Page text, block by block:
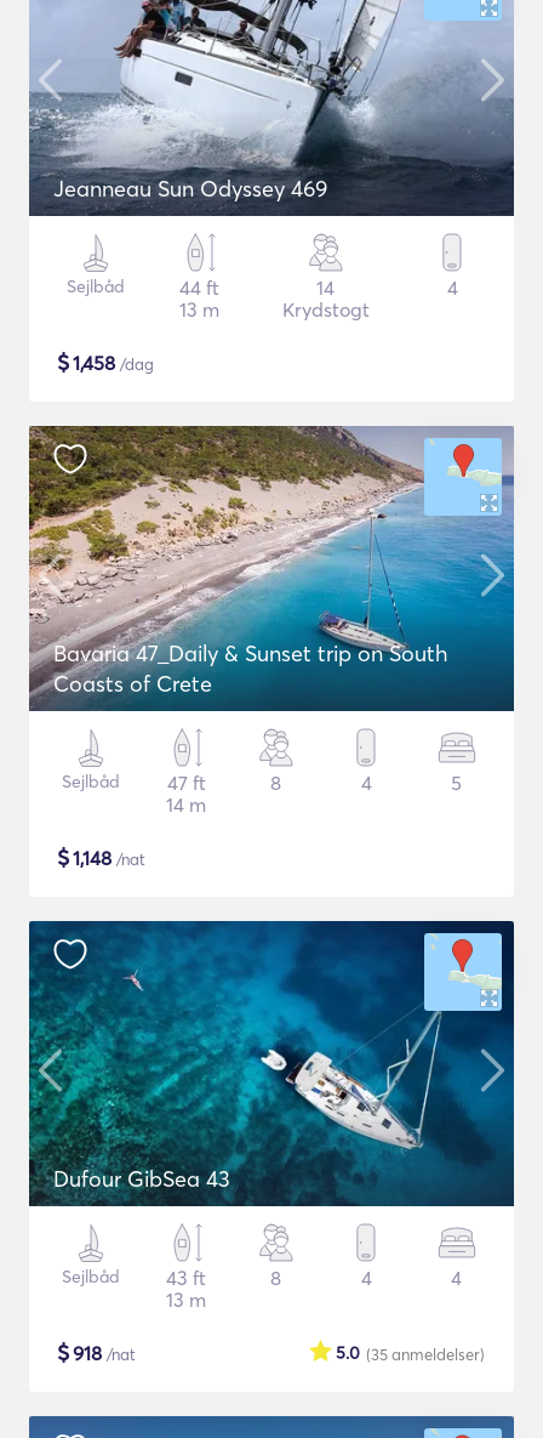
Jeanneau Sun Odyssey 469
Sejlbåd
44 ft
13 m
14
Krydstogt
4
$1,458 /dag
Bavaria 47_Daily & Sunset trip on South
Coasts of Crete
Sejlbåd
47 ft
14 m
8 4 5
$1,148 /nat
Dufour GibSea 43
Sejlbåd
43 ft
13 m
8 4 4
$918 /nat (35anmeldelser)
5.0